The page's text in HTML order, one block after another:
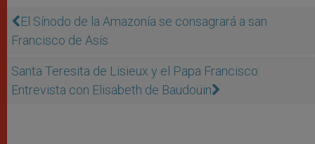
El Sínodo de la Amazonía se consagrará a san
Francisco de Asís
Santa Teresita de Lisieux y el Papa Francisco:
Entrevista con Elisabeth de Baudoüin